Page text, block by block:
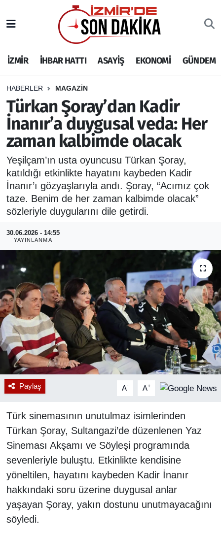
İZMİR İHBAR HATTI ASAYİŞ EKONOMİ GÜNDEM
HABERLER MAGAZİN
Türkan Şoray’dan Kadir
İnanır’a duygusal veda: Her
zaman kalbimde olacak
Yeşilçam’ın usta oyuncusu Türkan Şoray,
katıldığı etkinlikte hayatını kaybeden Kadir
İnanır’ı gözyaşlarıyla andı. Şoray, “Acımız çok
taze. Benim de her zaman kalbimde olacak”
sözleriyle duygularını dile getirdi.
30.06.2026 - 14:55
YAYINLANMA
Paylaş A- A+
Türk sinemasının unutulmaz isimlerinden
Türkan Şoray, Sultangazi’de düzenlenen Yaz
Sineması Akşamı ve Söyleşi programında
sevenleriyle buluştu. Etkinlikte kendisine
yöneltilen, hayatını kaybeden Kadir İnanır
hakkındaki soru üzerine duygusal anlar
yaşayan Şoray, yakın dostunu unutmayacağını
söyledi.
İHBAR HATTI
DEPREM
GENEL
EKONOMİ
SİYASET
SPOR
ASAYİŞ
RESMİ REKLAM
İzmir Nöbetçi Eczaneler
İzmir Hava Durumu
İzmir Namaz Vakitleri
İzmir Trafik Yoğunluk Haritası
Puan Durumu ve Fikstür
Tüm Manşetler
Son Dakika Haberleri
Haber Arşivi